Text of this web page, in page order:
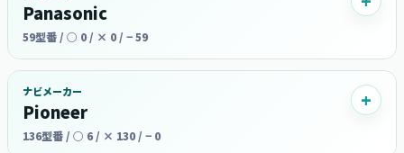
Panasonic
59型番 / ○ 0 / × 0 / − 59
ナビメーカー
Pioneer
136型番 / ○ 6 / × 130 / − 0